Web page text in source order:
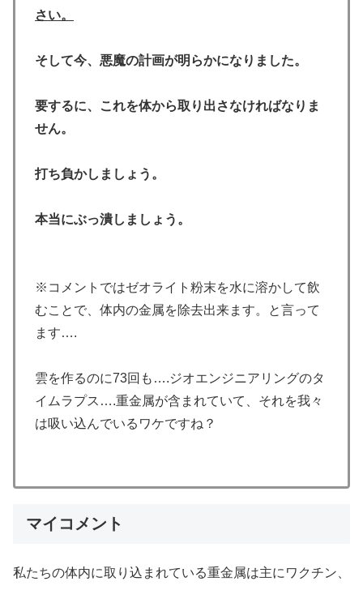
さい。
そして今、悪魔の計画が明らかになりました。
要するに、これを体から取り出さなければなりま
せん。
打ち負かしましょう。
本当にぶっ潰しましょう。
※コメントではゼオライト粉末を水に溶かして飲
むことで、体内の金属を除去出来ます。と言って
ます….
雲を作るのに73回も….ジオエンジニアリングのタ
イムラプス….重金属が含まれていて、それを我々
は吸い込んでいるワケですね？
マイコメント
私たちの体内に取り込まれている重金属は主にワクチン、